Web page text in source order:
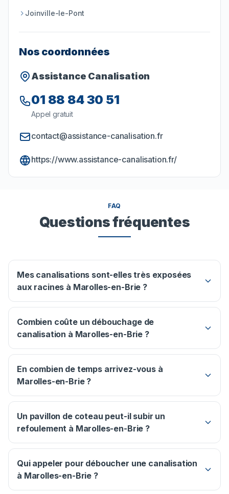
Joinville-le-Pont
Nos coordonnées
Assistance Canalisation
01 88 84 30 51
Appel gratuit
contact@assistance-canalisation.fr
https://www.assistance-canalisation.fr/
FAQ
Questions fréquentes
Mes canalisations sont-elles très exposées
aux racines à Marolles-en-Brie ?
Combien coûte un débouchage de
canalisation à Marolles-en-Brie ?
En combien de temps arrivez-vous à
Marolles-en-Brie ?
Un pavillon de coteau peut-il subir un
refoulement à Marolles-en-Brie ?
Qui appeler pour déboucher une canalisation
à Marolles-en-Brie ?